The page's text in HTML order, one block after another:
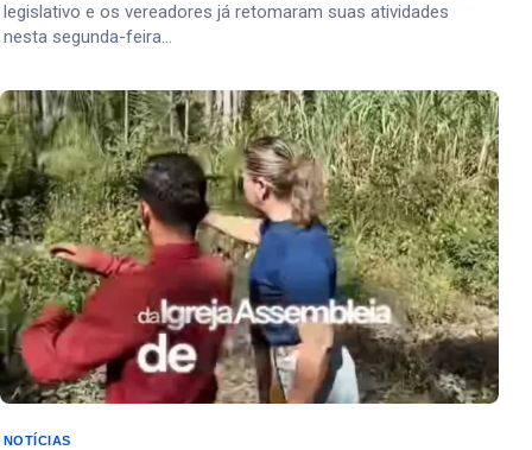
legislativo e os vereadores já retomaram suas atividades
nesta segunda-feira…
NOTÍCIAS